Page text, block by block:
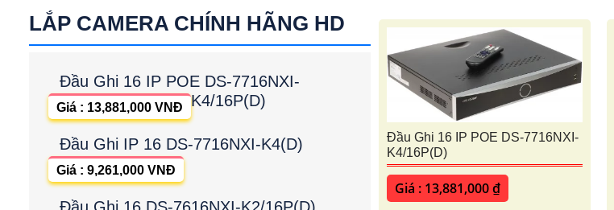
LẮP CAMERA CHÍNH HÃNG HD
Đầu Ghi 16 IP POE DS-7716NXI-
K4/16P(D)
Giá : 13,881,000 VNĐ
Đầu Ghi IP 16 DS-7716NXI-K4(D)
Giá : 9,261,000 VNĐ
Đầu Ghi 16 IP POE DS-7716NXI-
K4/16P(D)
Giá : 13,881,000 ₫